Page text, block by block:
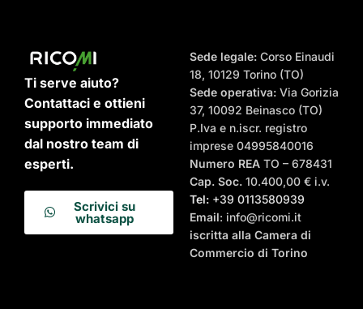
Ti serve aiuto?
Contattaci e ottieni
supporto immediato
dal nostro team di
esperti.
Scrivici su
whatsapp
Sede legale:Corso Einaudi
18, 10129 Torino (TO)
Sede operativa:Via Gorizia
37, 10092 Beinasco (TO)
P.Iva e n.iscr. registro
imprese 04995840016
Numero REA TO – 678431
Cap. Soc.10.400,00 € i.v.
Tel:+39 0113580939
Email: info@ricomi.it
iscritta alla Camera di
Commercio di Torino